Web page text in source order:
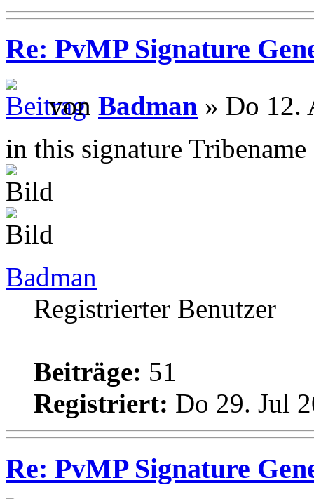
Re: PvMP Signature
von Badman » Do 12.
in this signature
Badman
Registrierter Benutzer
Beiträge: 51
Registriert: Do 29. Jul
Re: PvMP Signature